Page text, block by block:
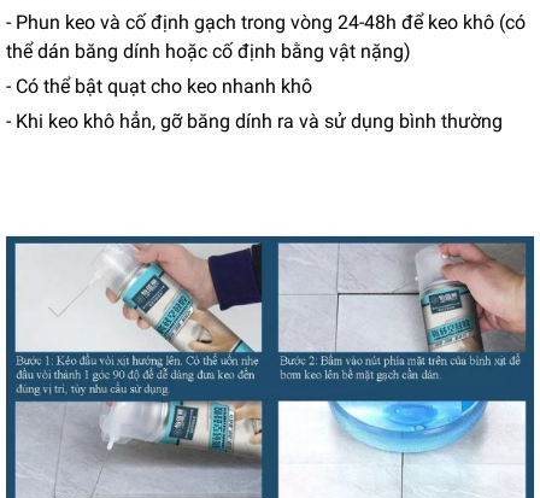
- Phun keo và cố định gạch trong vòng 24-48h để keo khô (có
thể dán băng dính hoặc cố định bằng vật nặng)
- Có thể bật quạt cho keo nhanh khô
- Khi keo khô hẳn, gỡ băng dính ra và sử dụng bình thường